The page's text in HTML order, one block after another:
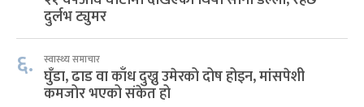
दुर्लभ ट्युमर
६. स्वास्थ्य समाचार
घुँडा, ढाड वा काँध दुख्नु उमेरको दोष होइन, मांसपेशी
कमजोर भएको संकेत हो